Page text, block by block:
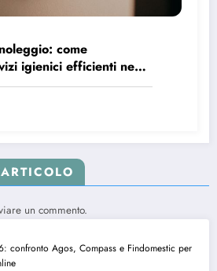
come
igienici efficienti negli
un commento.
confronto Agos, Compass e Findomestic per